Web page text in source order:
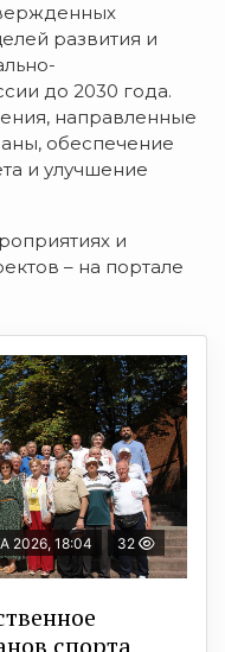
развития и
до 2030 года.
направленные
обеспечение
и улучшение
и
– на портале
2026, 18:04 32